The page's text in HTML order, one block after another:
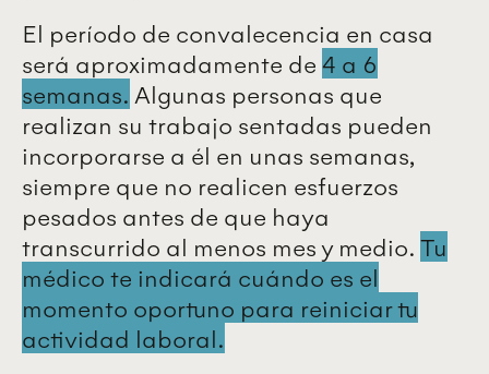
El período de convalecencia en casa
será aproximadamente de 4 a 6
semanas. Algunas personas que
realizan su trabajo sentadas pueden
incorporarse a él en unas semanas,
siempre que no realicen esfuerzos
pesados antes de que haya
transcurrido al menos mes y medio. Tu
médico te indicará cuándo es el
momento oportuno para reiniciar tu
actividad laboral.